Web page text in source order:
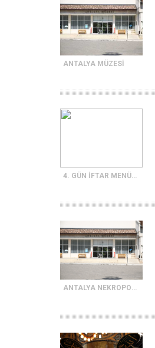
ANTALYA MÜZESİ
4. GÜN İFTAR MENÜSÜ
ANTALYA NEKROPOLİS MÜZESİ